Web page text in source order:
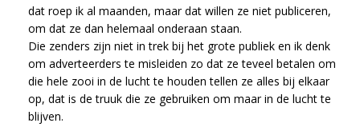
dat roep ik al maanden, maar dat willen ze niet publiceren,
om dat ze dan helemaal onderaan staan.
Die zenders zijn niet in trek bij het grote publiek en ik denk
om adverteerders te misleiden zo dat ze teveel betalen om
die hele zooi in de lucht te houden tellen ze alles bij elkaar
op, dat is de truuk die ze gebruiken om maar in de lucht te
blijven.